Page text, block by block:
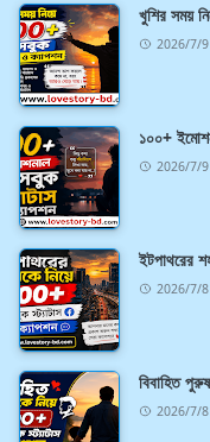
খুশির সময়
2026/7/9
১০০+
2026/7/9
ইটপাথরের
2026/7/8
বিবাহিত
2026/7/8